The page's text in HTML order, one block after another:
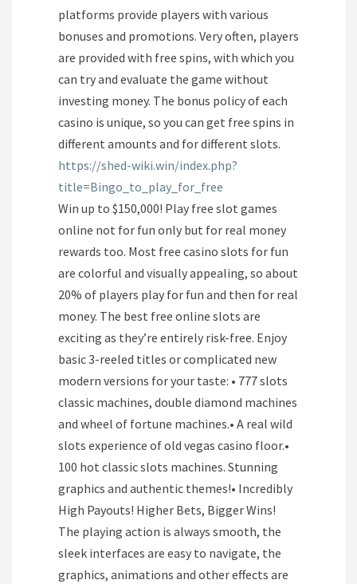
platforms provide players with various
bonuses and promotions. Very often, players
are provided with free spins, with which you
can try and evaluate the game without
investing money. The bonus policy of each
casino is unique, so you can get free spins in
different amounts and for different slots.
https://shed-wiki.win/index.php?
title=Bingo_to_play_for_free
Win up to $150,000! Play free slot games
online not for fun only but for real money
rewards too. Most free casino slots for fun
are colorful and visually appealing, so about
20% of players play for fun and then for real
money. The best free online slots are
exciting as they’re entirely risk-free. Enjoy
basic 3-reeled titles or complicated new
modern versions for your taste: • 777 slots
classic machines, double diamond machines
and wheel of fortune machines.• A real wild
slots experience of old vegas casino floor.•
100 hot classic slots machines. Stunning
graphics and authentic themes!• Incredibly
High Payouts! Higher Bets, Bigger Wins!
The playing action is always smooth, the
sleek interfaces are easy to navigate, the
graphics, animations and other effects are